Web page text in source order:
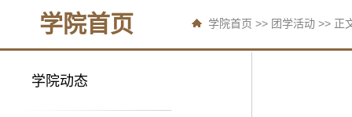
学院首页 学院首页 >> 团学活动 >> 正
学院动态